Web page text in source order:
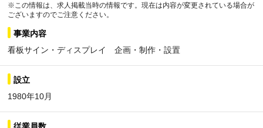
※この情報は、求人掲載当時の情報です。現在は内容が変更されている場合が
ございますのでご注意ください。
事業内容
看板サイン・ディスプレイ 企画・制作・設置
設立
1980年10月
従業員数